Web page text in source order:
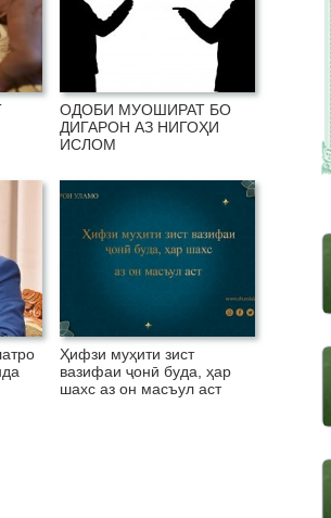
ОДОБИ МУОШИРАТ БО
ДИГАРОН АЗ НИГОҲИ
ИСЛОМ
Ҳифзи муҳити зист
вазифаи ҷонӣ буда, ҳар
шахс аз он масъул аст